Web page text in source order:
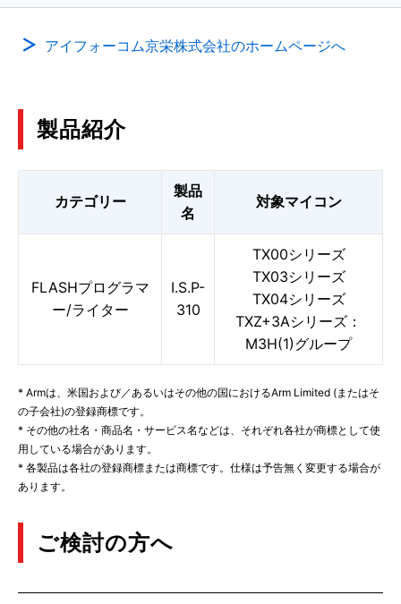
アイフォーコム京栄株式会社のホームページへ
製品紹介
カテゴリー
製品
名
対象マイコン
FLASHプログラマ
ー/ライター
I.S.P-
310
TX00シリーズ
TX03シリーズ
TX04シリーズ
TXZ+3Aシリーズ：
M3H(1)グループ
* Armは、米国および／あるいはその他の国におけるArm Limited (またはそ
の子会社)の登録商標です。
* その他の社名・商品名・サービス名などは、それぞれ各社が商標として使
用している場合があります。
* 各製品は各社の登録商標または商標です。仕様は予告無く変更する場合が
あります。
ご検討の方へ